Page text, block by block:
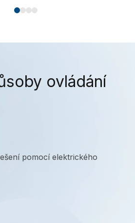
ovládání
pomocí elektrického